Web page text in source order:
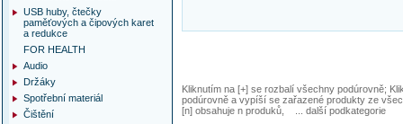
Kliknutím na [+] se rozbalí všechny podúrovně;
podúrovně a vypíší se zařazené produkty ze
[n] obsahuje n produků, ... další podkategorie
USB huby, čtečky
paměťových a čipových karet
a redukce
FOR HEALTH
Audio
Držáky
Spotřební materiál
Čištění